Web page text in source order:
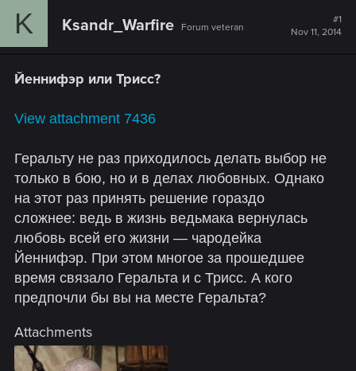
K Ksandr_Warfire Forum veteran
#1
Nov 11, 2014
Йеннифэр или Трисс?
View attachment 7436
Геральту не раз приходилось делать выбор не
только в бою, но и в делах любовных. Однако
на этот раз принять решение гораздо
сложнее: ведь в жизнь ведьмака вернулась
любовь всей его жизни — чародейка
Йеннифэр. При этом многое за прошедшее
время связало Геральта и с Трисс. А кого
предпочли бы вы на месте Геральта?
Attachments